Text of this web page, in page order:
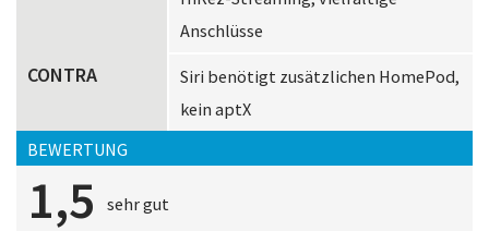
Anschlüsse
CONTRA
Siri benötigt zusätzlichen HomePod,
kein aptX
BEWERTUNG
1,5 sehr gut